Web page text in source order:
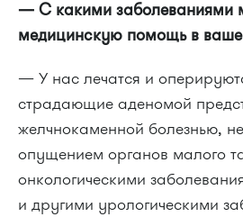
— С какими заболеваниями
медицинскую помощь в
— У нас лечатся и
страдающие аденомой
желчнокаменной болезнью,
опущением органов малого
онкологическими
и другими урологическими